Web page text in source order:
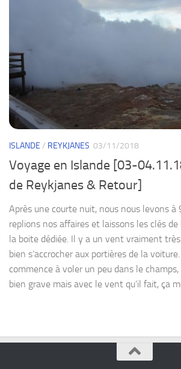
ISLANDE / REYKJANES 03/11/2018
Voyage en Islande [03-
de Reykjanes & Retour]
Après une courte nuit, nous nous levons à
replions nos affaires et laissons les clés
la boite dédiée. Il y a un vent vraiment
bien s’accrocher aux portières de la
commence à voler un peu dans le champs,
bien grave mais avec le vent qu’il fait, ça